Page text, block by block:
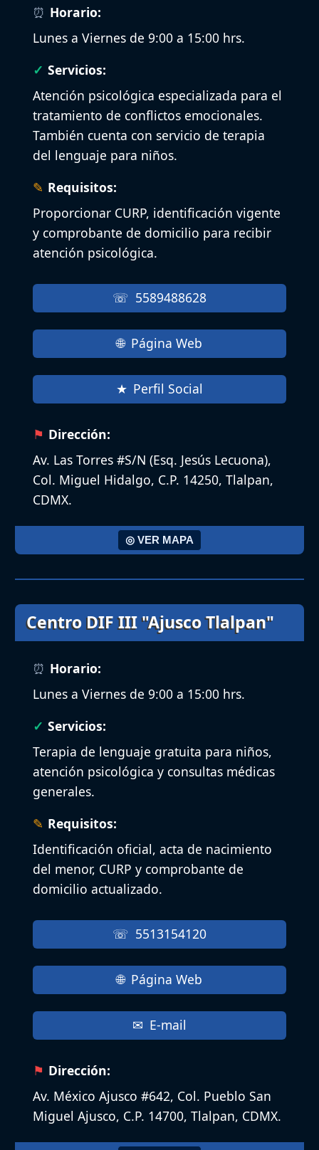
Horario:
Lunes a Viernes de 9:00 a 15:00 hrs.
Servicios:
Atención psicológica especializada para el
tratamiento de conflictos emocionales.
También cuenta con servicio de terapia
del lenguaje para niños.
Requisitos:
Proporcionar CURP, identificación vigente
y comprobante de domicilio para recibir
atención psicológica.
5589488628
Página Web
Perfil Social
Dirección:
Av. Las Torres #S/N (Esq. Jesús Lecuona),
Col. Miguel Hidalgo, C.P. 14250, Tlalpan,
CDMX.
◎ VER MAPA
Centro DIF III "Ajusco Tlalpan"
Horario:
Lunes a Viernes de 9:00 a 15:00 hrs.
Servicios:
Terapia de lenguaje gratuita para niños,
atención psicológica y consultas médicas
generales.
Requisitos:
Identificación oficial, acta de nacimiento
del menor, CURP y comprobante de
domicilio actualizado.
5513154120
Página Web
E-mail
Dirección:
Av. México Ajusco #642, Col. Pueblo San
Miguel Ajusco, C.P. 14700, Tlalpan, CDMX.